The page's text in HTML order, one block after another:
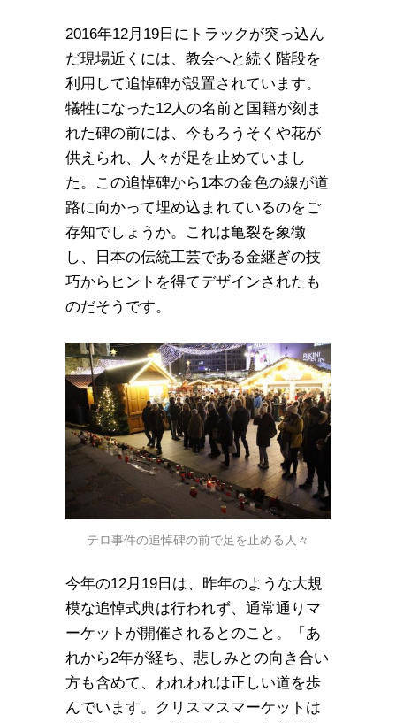
2016年12月19日にトラックが突っ込ん
だ現場近くには、教会へと続く階段を
利用して追悼碑が設置されています。
犠牲になった12人の名前と国籍が刻ま
れた碑の前には、今もろうそくや花が
供えられ、人々が足を止めていまし
た。この追悼碑から1本の金色の線が道
路に向かって埋め込まれているのをご
存知でしょうか。これは亀裂を象徴
し、日本の伝統工芸である金継ぎの技
巧からヒントを得てデザインされたも
のだそうです。
テロ事件の追悼碑の前で足を止める人々
今年の12月19日は、昨年のような大規
模な追悼式典は行われず、通常通りマ
ーケットが開催されるとのこと。「あ
れから2年が経ち、悲しみとの向き合い
方も含めて、われわれは正しい道を歩
んでいます。クリスマスマーケットは